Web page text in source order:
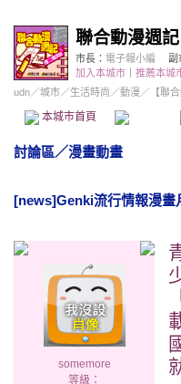
聯合動漫週記
市長： 電子報小編 副
加入本城市
推薦本城
udn／城市／生活時尚 ／動漫 ／ 【聯
本城市首頁
討論區／漫畫動畫
[news]Genki流行情報漫畫
somemore
等級：